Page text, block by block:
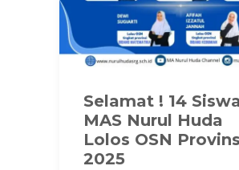
Selamat ! 14
MAS Nurul Huda
Lolos OSN
2025